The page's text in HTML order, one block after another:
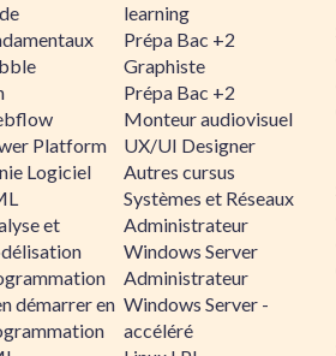
Platform
Logiciel
et
démarrer en
learning
Prépa Bac +2
Graphiste
Prépa Bac +2
Monteur audiovisuel
UX/UI Designer
Autres cursus
Systèmes et Réseaux
Administrateur
Windows Server
Administrateur
Windows Server -
accéléré